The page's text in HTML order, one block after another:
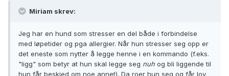
Miriam skrev:
Jeg har en hund som stresser en del både i forbindelse
med løpetider og pga allergier. Når hun stresser seg opp er
det eneste som nytter å legge henne i en kommando (f.eks.
"ligg" som betyr at hun skal legge seg nuh og bli liggende til
hun får beskjed om noe annet). Da roer hun seg og får lov